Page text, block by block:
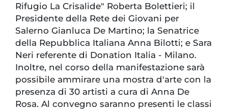
Rifugio La Crisalide" Roberta Bolettieri; il
Presidente della Rete dei Giovani per
Salerno Gianluca De Martino; la Senatrice
della Repubblica Italiana Anna Bilotti; e Sara
Neri referente di Donation Italia - Milano.
Inoltre, nel corso della manifestazione sarà
possibile ammirare una mostra d'arte con la
presenza di 30 artisti a cura di Anna De
Rosa. Al convegno saranno presenti le classi